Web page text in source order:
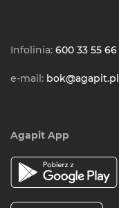
Infolinia: 600 33 55 66
e-mail: bok@agapit.pl
Agapit App